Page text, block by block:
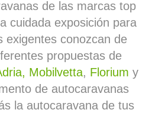
de las marcas top
cuidada exposición para
exigentes conozcan de
propuestas de
Mobilvetta, Florium y
de autocaravanas
la autocaravana de tus